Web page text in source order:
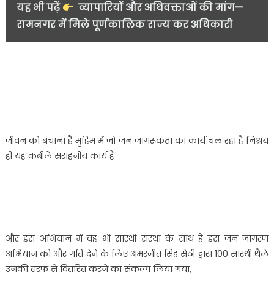
हेतु
हुई
चर्चा..
यह भी पढ़ें
व्यापारियों और अधिवक्ताओं की मांग—
रामनगर में मिले पूर्णकालिक राज्य कर अधिकारी
जीवन को बचाना है मुहिम में जो जन जागरूकता का कार्य चल रहा है निश्चय
ही यह कबीले सराहनीय कार्य है
और इस अभियान में वह भी सारथी संस्था के साथ हैं इस जन जागरण
अभियान को और गति देने के लिए अमरजीत सिंह सेठी द्वारा 100 सारथी थैले
उनकी तरफ से वितरित करने का संकल्प लिया गया,